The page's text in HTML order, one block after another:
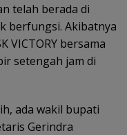
telah berada di
berfungsi. Akibatnya
VICTORY bersama
setengah jam di
ada wakil bupati
Gerindra